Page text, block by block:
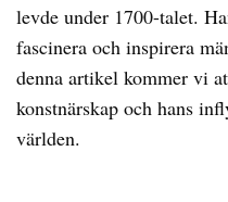
levde under 1700-talet.
fascinera och inspirera
denna artikel kommer vi
konstnärskap och hans
världen.